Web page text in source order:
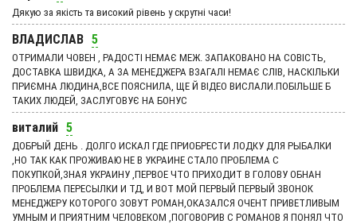
Дякую за якість та високий рівень у скрутні часи!
ВЛАДИСЛАВ 5
ОТРИМАЛИ ЧОВЕН , РАДОСТІ НЕМАЄ МЕЖ. ЗАПАКОВАНО НА СОВІСТЬ,
ДОСТАВКА ШВИДКА, А ЗА МЕНЕДЖЕРА ВЗАГАЛІ НЕМАЄ СЛІВ, НАСКІЛЬКИ
ПРИЄМНА ЛЮДИНА,ВСЕ ПОЯСНИЛА, ЩЕ Й ВІДЕО ВИСЛАЛИ.ПОБІЛЬШЕ Б
ТАКИХ ЛЮДЕЙ, ЗАСЛУГОВУЄ НА БОНУС
виталий 5
ДОБРЫЙ ДЕНЬ . ДОЛГО ИСКАЛ ГДЕ ПРИОБРЕСТИ ЛОДКУ ДЛЯ РЫБАЛКИ
,НО ТАК КАК ПРОЖИВАЮ НЕ В УКРАИНЕ СТАЛО ПРОБЛЕМА С
ПОКУПКОЙ,ЗНАЯ УКРАИНУ ,ПЕРВОЕ ЧТО ПРИХОДИТ В ГОЛОВУ ОБНАН
ПРОБЛЕМА ПЕРЕСЫЛКИ И ТД, И ВОТ МОЙ ПЕРВЫЙ ПЕРВЫЙ ЗВОНОК
МЕНЕДЖЕРУ КОТОРОГО ЗОВУТ РОМАН,ОКАЗАЛСЯ ОЧЕНТ ПРИВЕТЛИВЫМ
УМНЫМ И ПРИЯТНИМ ЧЕЛОВЕКОМ ,ПОГОВОРИВ С РОМАНОВ Я ПОНЯЛ ЧТО